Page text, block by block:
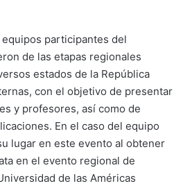
participantes del
de las etapas regionales
estados de la República
con el objetivo de presentar
y profesores, así como de
En el caso del equipo
lugar en este evento al obtener
en el evento regional de
de las Américas